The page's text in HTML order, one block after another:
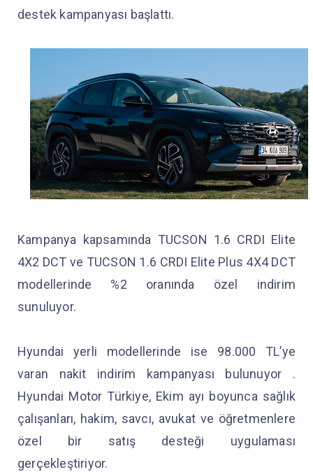
destek kampanyası başlattı.
Kampanya kapsamında TUCSON 1.6 CRDI Elite
4X2 DCT ve TUCSON 1.6 CRDI Elite Plus 4X4 DCT
modellerinde %2 oranında özel indirim
sunuluyor.
Hyundai yerli modellerinde ise 98.000 TL’ye
varan nakit indirim kampanyası bulunuyor .
Hyundai Motor Türkiye, Ekim ayı boyunca sağlık
çalışanları, hakim, savcı, avukat ve öğretmenlere
özel bir satış desteği uygulaması
gerçekleştiriyor.